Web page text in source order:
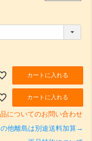
カートに入れる
カートに入れる
についてのお問い合わせ
他離島は別途送料加算→